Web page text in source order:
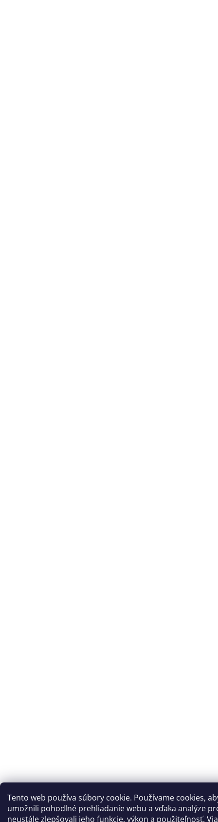
Tento web používa súbory cookie. Používame cookies,
umožnili pohodlné prehliadanie webu a vďaka analýze
neustále zlepšovali jeho funkcie, výkon a použiteľnosť.